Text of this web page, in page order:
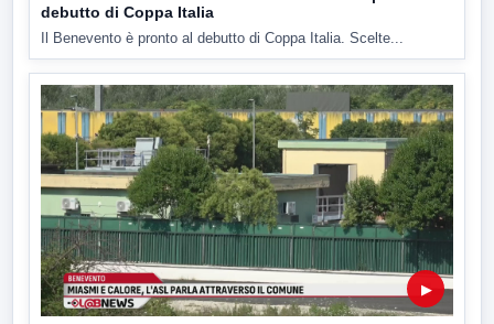
debutto di Coppa Italia
Il Benevento è pronto al debutto di Coppa Italia. Scelte...
▶